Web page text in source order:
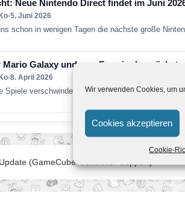
Wir verwenden Cookies, um
Cookies akzeptieren
Cookie-
Neue Nintendo Direct findet im Juni
•5. Juni 2026
schon in wenigen Tagen die nächste große
Mario Galaxy und was Fans in den
•8. April 2026
Spiele verschwinden nach ein paar Jahren aus
(GameCube-Controller-Support)